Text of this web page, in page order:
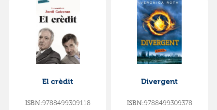
El crèdit
ISBN:9788499309118
Divergent
ISBN:9788499309378